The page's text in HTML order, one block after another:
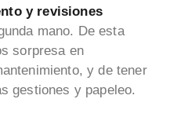
y revisiones
mano. De esta
sorpresa en
y de tener
gestiones y papeleo.